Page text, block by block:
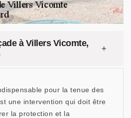
à Villers Vicomte,
pour la tenue des
une intervention qui doit être
la protection et la